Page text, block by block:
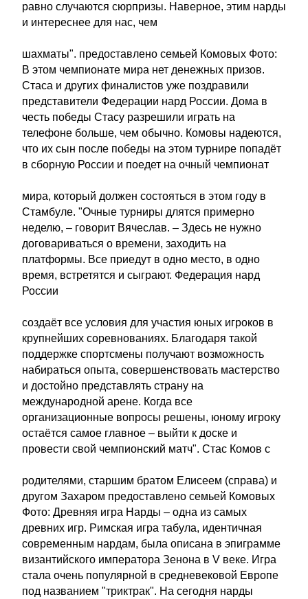
равно случаются сюрпризы. Наверное, этим нарды
и интереснее для нас, чем
шахматы". предоставлено семьей Комовых Фото:
В этом чемпионате мира нет денежных призов.
Стаса и других финалистов уже поздравили
представители Федерации нард России. Дома в
честь победы Стасу разрешили играть на
телефоне больше, чем обычно. Комовы надеются,
что их сын после победы на этом турнире попадёт
в сборную России и поедет на очный чемпионат
мира, который должен состояться в этом году в
Стамбуле. "Очные турниры длятся примерно
неделю, – говорит Вячеслав. – Здесь не нужно
договариваться о времени, заходить на
платформы. Все приедут в одно место, в одно
время, встретятся и сыграют. Федерация нард
России
создаёт все условия для участия юных игроков в
крупнейших соревнованиях. Благодаря такой
поддержке спортсмены получают возможность
набираться опыта, совершенствовать мастерство
и достойно представлять страну на
международной арене. Когда все
организационные вопросы решены, юному игроку
остаётся самое главное – выйти к доске и
провести свой чемпионский матч". Стас Комов с
родителями, старшим братом Елисеем (справа) и
другом Захаром предоставлено семьей Комовых
Фото: Древняя игра Нарды – одна из самых
древних игр. Римская игра табула, идентичная
современным нардам, была описана в эпиграмме
византийского императора Зенона в V веке. Игра
стала очень популярной в средневековой Европе
под названием "триктрак". На сегодня нарды